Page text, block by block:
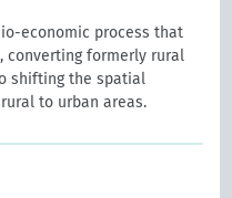
economic process that
converting formerly rural
shifting the spatial
to urban areas.